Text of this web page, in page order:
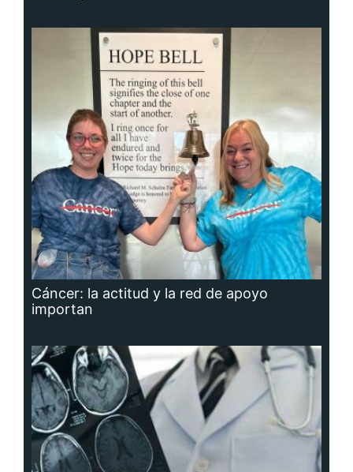
Cáncer: la actitud y la red de apoyo
importan